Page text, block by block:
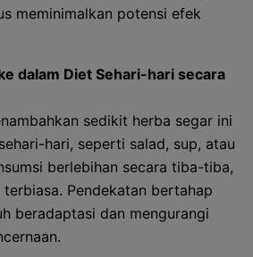
meminimalkan potensi efek
dalam Diet Sehari-hari secara
sedikit herba segar ini
hari, seperti salad, sup, atau
berlebihan secara tiba-tiba,
Pendekatan bertahap
beradaptasi dan mengurangi